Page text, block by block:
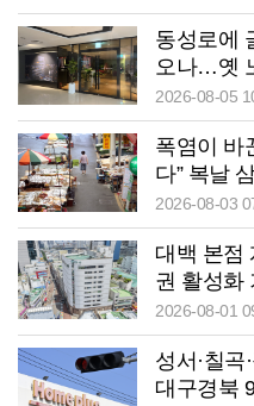
동성로에
오나…옛
2026-08-05
폭염이 바
다” 복날
2026-08-03
대백 본점
권 활성화
려”
2026-08-01
성서·칠
대구경북